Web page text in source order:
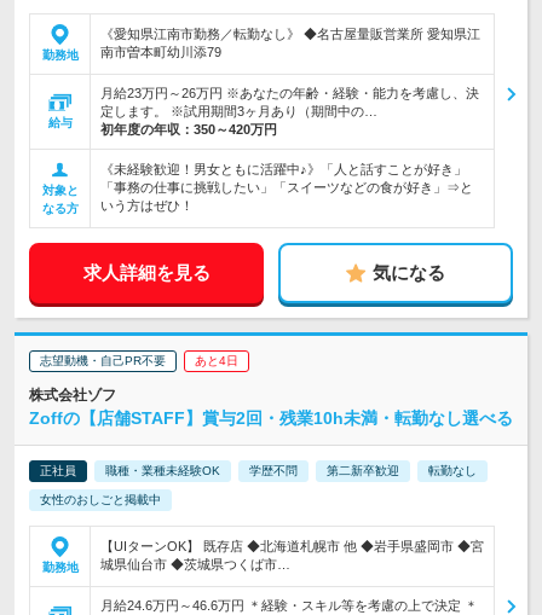
勤務地
《愛知県江南市勤務／転勤なし》 ◆名古屋量販営業所 愛知県江
南市曽本町幼川添79
給与
月給23万円～26万円 ※あなたの年齢・経験・能力を考慮し、決
定します。 ※試用期間3ヶ月あり（期間中の…
初年度の年収： 350～420万円
対象と
なる方
《未経験歓迎！男女ともに活躍中♪》「人と話すことが好き」
「事務の仕事に挑戦したい」「スイーツなどの食が好き」⇒と
いう方はぜひ！
求人詳細を見る 気になる
志望動機・自己PR不要 あと4日
株式会社ゾフ
Zoffの【店舗STAFF】賞与2回・残業10h未満・転勤なし選べる
正社員 職種・業種未経験OK 学歴不問 第二新卒歓迎 転勤なし
女性のおしごと掲載中
勤務地
【UIターンOK】 既存店 ◆北海道札幌市 他 ◆岩手県盛岡市 ◆宮
城県仙台市 ◆茨城県つくば市…
月給24.6万円～46.6万円 ＊経験・スキル等を考慮の上で決定 ＊